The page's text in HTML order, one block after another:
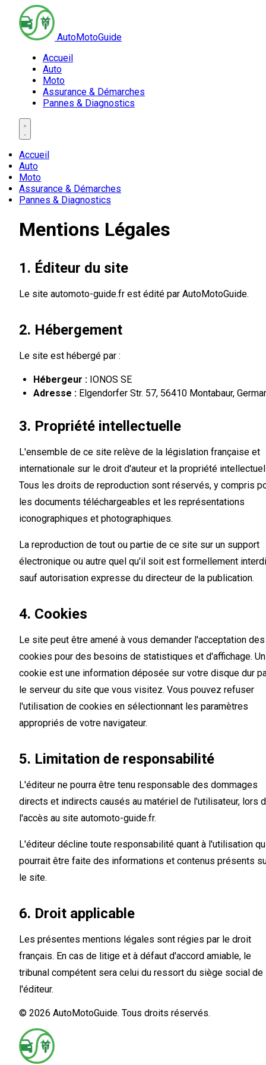
AutoMotoGuide
Accueil
Auto
Moto
Assurance & Démarches
Pannes & Diagnostics
Accueil
Auto
Moto
Assurance & Démarches
Pannes & Diagnostics
Mentions Légales
1. Éditeur du site
Le site automoto-guide.fr est édité par AutoMotoGuide.
2. Hébergement
Le site est hébergé par :
Hébergeur : IONOS SE
Adresse : Elgendorfer Str. 57, 56410 Montabaur,
3. Propriété intellectuelle
L'ensemble de ce site relève de la législation française et
internationale sur le droit d'auteur et la propriété
Tous les droits de reproduction sont réservés, y compris
les documents téléchargeables et les représentations
iconographiques et photographiques.
La reproduction de tout ou partie de ce site sur un support
électronique ou autre quel qu'il soit est formellement
sauf autorisation expresse du directeur de la publication.
4. Cookies
Le site peut être amené à vous demander l'acceptation des
cookies pour des besoins de statistiques et d'affichage. Un
cookie est une information déposée sur votre disque dur
le serveur du site que vous visitez. Vous pouvez refuser
l'utilisation de cookies en sélectionnant les paramètres
appropriés de votre navigateur.
5. Limitation de responsabilité
L'éditeur ne pourra être tenu responsable des dommages
directs et indirects causés au matériel de l'utilisateur, lors
l'accès au site automoto-guide.fr.
L'éditeur décline toute responsabilité quant à l'utilisation
pourrait être faite des informations et contenus présents
le site.
6. Droit applicable
Les présentes mentions légales sont régies par le droit
français. En cas de litige et à défaut d'accord amiable, le
tribunal compétent sera celui du ressort du siège social de
l'éditeur.
© 2026 AutoMotoGuide. Tous droits réservés.